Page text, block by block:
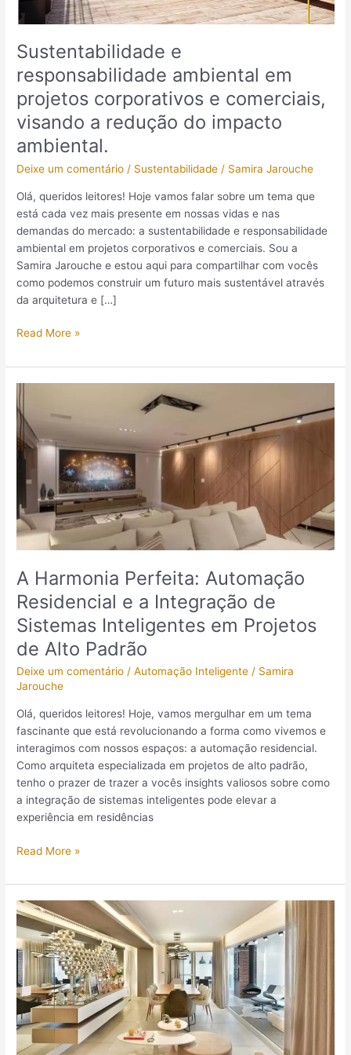
Sustentabilidade e
responsabilidade ambiental em
projetos corporativos e comerciais,
visando a redução do impacto
ambiental.
Deixe um comentário / Sustentabilidade / Samira Jarouche
Olá, queridos leitores! Hoje vamos falar sobre um tema que
está cada vez mais presente em nossas vidas e nas
demandas do mercado: a sustentabilidade e responsabilidade
ambiental em projetos corporativos e comerciais. Sou a
Samira Jarouche e estou aqui para compartilhar com vocês
como podemos construir um futuro mais sustentável através
da arquitetura e […]
visando
a
redução
do
impacto
ambiental.
Read More »
A Harmonia Perfeita: Automação
Residencial e a Integração de
Sistemas Inteligentes em Projetos
de Alto Padrão
Deixe um comentário /Automação Inteligente / Samira
Jarouche
Olá, queridos leitores! Hoje, vamos mergulhar em um tema
fascinante que está revolucionando a forma como vivemos e
interagimos com nossos espaços: a automação residencial.
Como arquiteta especializada em projetos de alto padrão,
tenho o prazer de trazer a vocês insights valiosos sobre como
a integração de sistemas inteligentes pode elevar a
experiência em residências
A
Harmonia
Perfeita:
Automação
Residencial
Integração
de
Sistemas
em
Projetos
de
Alto
Padrão
Read More »
Valorização
de
imóveis
e
aumento
do
retorno
sobre
investimento